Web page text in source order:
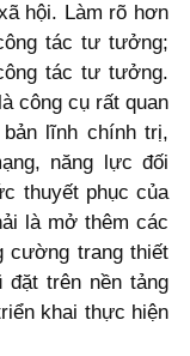
hội. Làm rõ hơn
tác tư tưởng;
tác tư tưởng.
công cụ rất quan
lĩnh chính trị,
năng lực đối
thuyết phục của
là mở thêm các
cường trang thiết
đặt trên nền tảng
khai thực hiện